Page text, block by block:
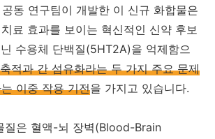
동 연구팀이 개발한 이 신규 화합물은
료 효과를 보이는 혁신적인 신약 후보
수용체 단백질(5HT2A)을 억제함으
적과 간 섬유화라는 두 가지 주요 문제
이중 작용 기전을 가지고 있습니다.
질은 혈액-뇌 장벽(Blood-Brain